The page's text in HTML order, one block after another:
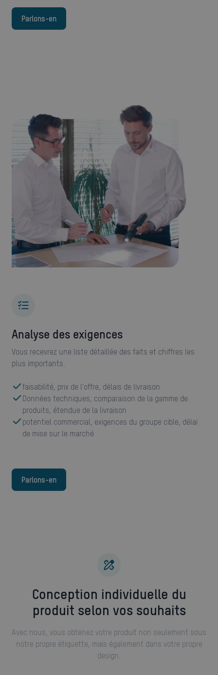
Parlons-en
Analyse des exigences
Vous recevrez une liste détaillée des faits et chiffres les
plus importants.
faisabilité, prix de l'offre, délais de livraison
Données techniques, comparaison de la gamme de
produits, étendue de la livraison
potentiel commercial, exigences du groupe cible, délai
de mise sur le marché
Parlons-en
Conception individuelle du
produit selon vos souhaits
Avec nous, vous obtenez votre produit non seulement sous
notre propre étiquette, mais également dans votre propre
design.